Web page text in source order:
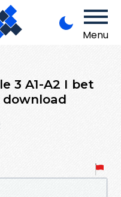
Menu
3 A1-A2 I bet
download